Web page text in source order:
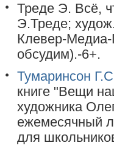
Треде Э. Всё,
Э.Треде;
Клевер-Медиа-
обсудим).-6+.
Тумаринсон
книге "Вещи
художника
ежемесячный
для